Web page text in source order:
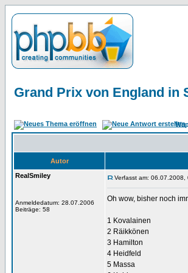
Grand Prix von England in
Autor
RealSmiley
Anmeldedatum: 28.07.2006
Beiträge: 58
Verfasst am: 06.07.2008,
Oh wow, bisher noch
1 Kovalainen
2 Räikkönen
3 Hamilton
4 Heidfeld
5 Massa